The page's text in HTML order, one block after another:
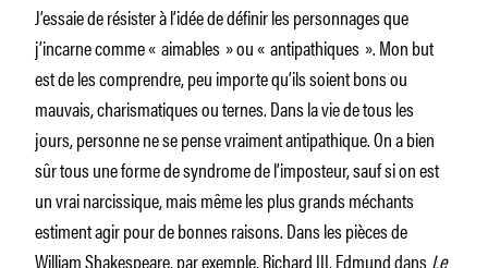
J’essaie de résister à l’idée de définir les personnages que
j’incarne comme « aimables » ou « antipathiques ». Mon but
est de les comprendre, peu importe qu’ils soient bons ou
mauvais, charismatiques ou ternes. Dans la vie de tous les
jours, personne ne se pense vraiment antipathique. On a bien
sûr tous une forme de syndrome de l’imposteur, sauf si on est
un vrai narcissique, mais même les plus grands méchants
estiment agir pour de bonnes raisons. Dans les pièces de
William Shakespeare, par exemple, Richard III, Edmund dansLe